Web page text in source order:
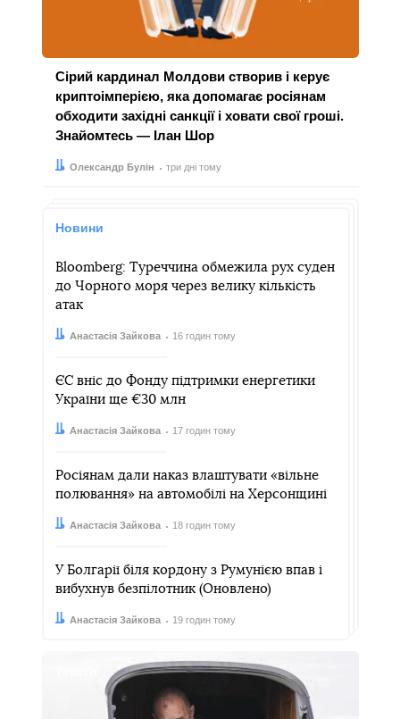
Сірий кардинал Молдови створив і керує
криптоімперією, яка допомагає росіянам
обходити західні санкції і ховати свої гроші.
Знайомтесь — Ілан Шор
Автор:
Олександр Булін
Дата: три дні тому
Новини
Bloomberg: Туреччина обмежила рух суден
до Чорного моря через велику кількість
атак
Автор:
Анастасія Зайкова
Дата: 16 годин тому
ЄС вніс до Фонду підтримки енергетики
України ще €30 млн
Автор:
Анастасія Зайкова
Дата: 17 годин тому
Росіянам дали наказ влаштувати «вільне
полювання» на автомобілі на Херсонщині
Автор:
Анастасія Зайкова
Дата: 18 годин тому
У Болгарії біля кордону з Румунією впав і
вибухнув безпілотник (Оновлено)
Автор:
Анастасія Зайкова
Дата: 19 годин тому